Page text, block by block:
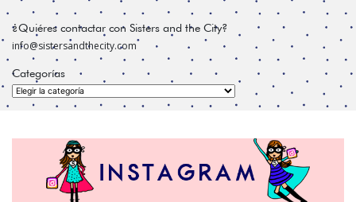
¿Quiéres contactar con Sisters and the City?
info@sistersandthecity.com
Categorías
Categorías